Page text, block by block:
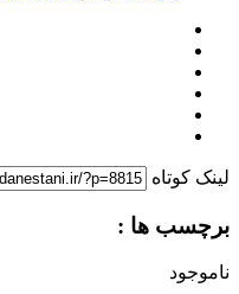
لینک کوتاه
برچسب ها :
ناموجود